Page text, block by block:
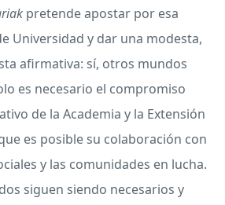
pretende apostar por esa
Universidad y dar una modesta,
afirmativa: sí, otros mundos
es necesario el compromiso
de la Academia y la Extensión
es posible su colaboración con
y las comunidades en lucha.
siguen siendo necesarios y